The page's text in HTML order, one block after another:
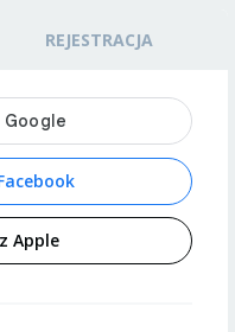
REJESTRACJA
Apple